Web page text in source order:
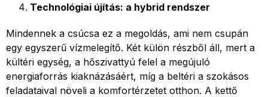
Technológiai újítás: a hybrid rendszer
Mindennek a csúcsa ez a megoldás, ami nem csupán
egy egyszerű vízmelegítő. Két külön részből áll, mert a
kültéri egység, a hőszivattyú felel a megújuló
energiaforrás kiaknázásáért, míg a beltéri a szokásos
feladataival növeli a komfortérzetet otthon. A kettő